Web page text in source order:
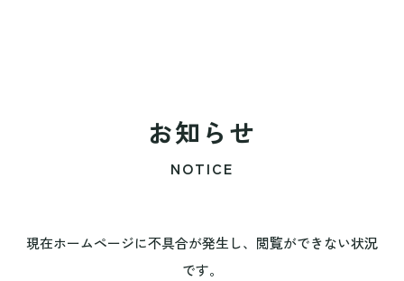
お知らせ
NOTICE
現在ホームページに不具合が発生し、閲覧ができない状況
です。